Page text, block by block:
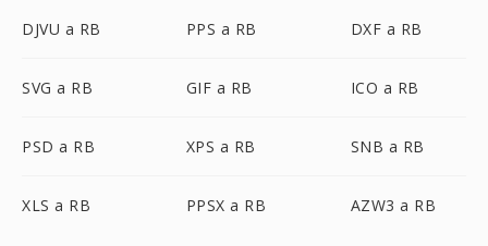
DJVU a RB PPS a RB DXF a RB
SVG a RB GIF a RB ICO a RB
PSD a RB XPS a RB SNB a RB
XLS a RB PPSX a RB AZW3 a RB